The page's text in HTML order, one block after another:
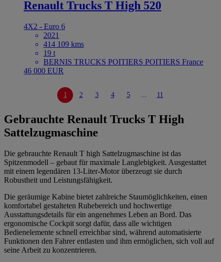
Renault Trucks T High 520
4X2 - Euro 6
2021
414 109 kms
19 t
BERNIS TRUCKS POITIERS POITIERS France
46 000 EUR
1 2 3 4 5 ... 11
Gebrauchte Renault Trucks T High
Sattelzugmaschine
Die gebrauchte Renault T high Sattelzugmaschine ist das
Spitzenmodell – gebaut für maximale Langlebigkeit. Ausgestattet
mit einem legendären 13-Liter-Motor überzeugt sie durch
Robustheit und Leistungsfähigkeit.
Die geräumige Kabine bietet zahlreiche Staumöglichkeiten, einen
komfortabel gestalteten Ruhebereich und hochwertige
Ausstattungsdetails für ein angenehmes Leben an Bord. Das
ergonomische Cockpit sorgt dafür, dass alle wichtigen
Bedienelemente schnell erreichbar sind, während automatisierte
Funktionen den Fahrer entlasten und ihm ermöglichen, sich voll auf
seine Arbeit zu konzentrieren.